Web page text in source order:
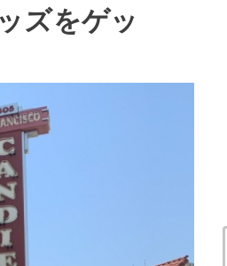
ズをゲッ